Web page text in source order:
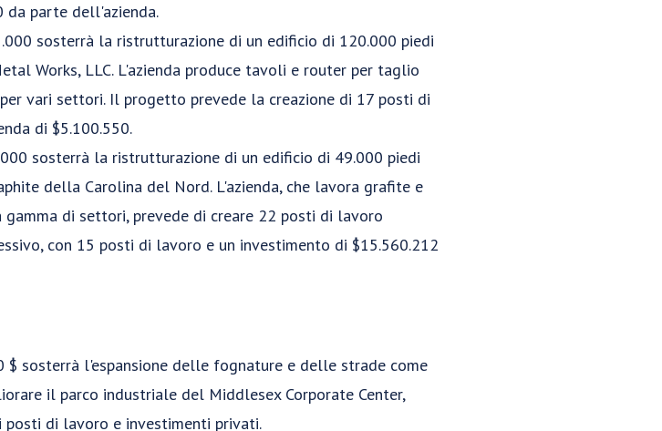
da parte dell'azienda.
sosterrà la ristrutturazione di un edificio di 120.000 piedi
Works, LLC. L'azienda produce tavoli e router per taglio
vari settori. Il progetto prevede la creazione di 17 posti di
di $5.100.550.
sosterrà la ristrutturazione di un edificio di 49.000 piedi
della Carolina del Nord. L'azienda, che lavora grafite e
di settori, prevede di creare 22 posti di lavoro
con 15 posti di lavoro e un investimento di $15.560.212
$ sosterrà l'espansione delle fognature e delle strade come
il parco industriale del Middlesex Corporate Center,
di lavoro e investimenti privati.